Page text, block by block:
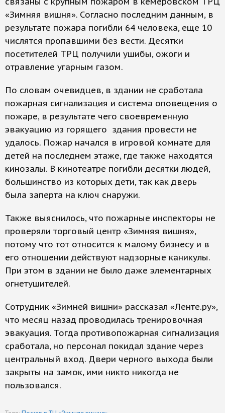
«Зимняя вишня». Согласно последним данным, в
результате пожара погибли 64 человека, еще 10
числятся пропавшими без вести. Десятки
посетителей ТРЦ получили ушибы, ожоги и
отравление угарным газом.
По словам очевидцев, в здании не сработала
пожарная сигнализация и система оповещения о
пожаре, в результате чего своевременную
эвакуацию из горящего здания провести не
удалось. Пожар начался в игровой комнате для
детей на последнем этаже, где также находятся
кинозалы. В кинотеатре погибли десятки людей,
большинство из которых дети, так как дверь
была заперта на ключ снаружи.
Также выяснилось, что пожарные инспекторы не
проверяли торговый центр «Зимняя вишня»,
потому что тот относится к малому бизнесу и в
его отношении действуют надзорные каникулы.
При этом в здании не было даже элементарных
огнетушителей.
Сотрудник «Зимней вишни» рассказал «Ленте.ру»,
что месяц назад проводилась тренировочная
эвакуация. Тогда противопожарная сигнализация
сработала, но персонал покидал здание через
центральный вход. Двери черного выхода были
закрыты на замок, ими никто никогда не
пользовался.